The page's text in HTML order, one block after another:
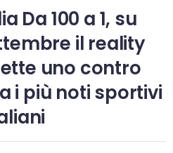
Da 100 a 1, su
il reality
uno contro
i più noti sportivi